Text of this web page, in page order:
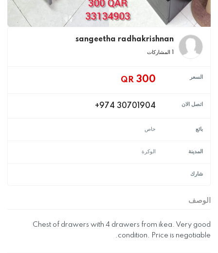
sangeetha radhakrishnan
السعر QR 300
اتصل الان +974 30701904
بائع خاص
المدينة الوكرة
شارك
الوصف
Chest of drawers with 4 drawers from ikea. Very good
condition. Price is negotiable.